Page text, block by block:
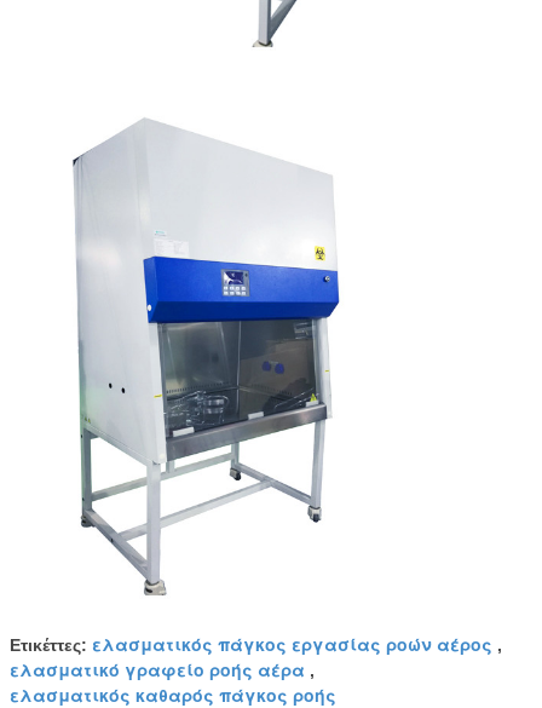
Ετικέττες: ελασματικός πάγκος εργασίας ροών αέρος ,
ελασματικό γραφείο ροής αέρα ,
ελασματικός καθαρός πάγκος ροής